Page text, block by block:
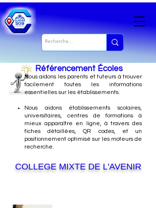
Référencement Écoles
Nousaidons les parents et tuteurs à trouver
facilement toutes les informations
essentielles sur les établissements.
Nous aidons établissements scolaires,
universitaires, centres de formations à
mieux apparaître en ligne, à travers des
fiches détaillées, QR codes, et un
positionnement optimisé sur les moteurs de
recherche.
COLLEGE MIXTE DE L'AVENIR